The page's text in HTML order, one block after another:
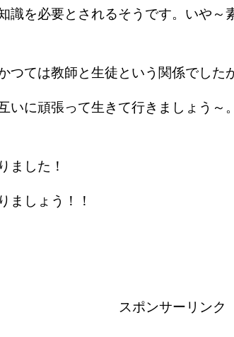
識を必要とされるそうです。いや～
つては教師と生徒という関係でした
いに頑張って生きて行きましょう～
ました！
ましょう！！
スポンサーリンク